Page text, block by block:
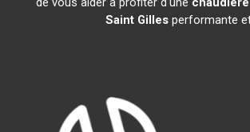
Saint Gilles performante